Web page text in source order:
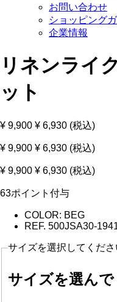
お問い合わせ
ショッピング
企業情報
リネンライ
ット
¥ 9,900 ¥ 6,930 (税込)
¥ 9,900 ¥ 6,930 (税込)
¥ 9,900 ¥ 6,930 (税込)
63ポイント付与
COLOR: BEG
REF. 500JSA30-
サイズを選んで
サイズを選択してくださ